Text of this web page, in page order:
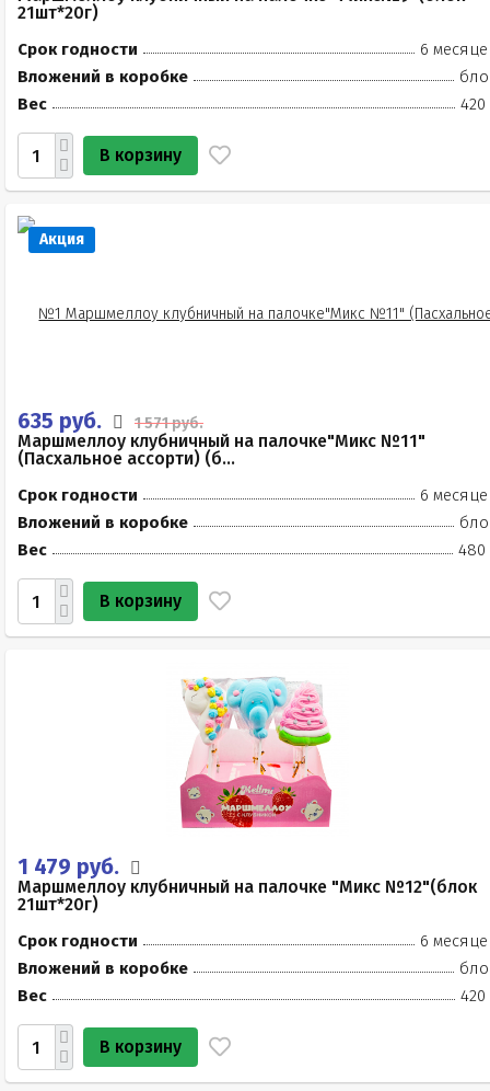
21шт*20г)
Срок годности
6
Вложений в коробке
Вес
420
В корзину
Акция
635 руб. 1 571 руб.
Маршмеллоу клубничный на палочке"Микс №11"
(Пасхальное ассорти) (б...
Срок годности
6
Вложений в коробке
Вес
480
В корзину
1 479 руб.
Маршмеллоу клубничный на палочке "Микс №12"(блок
21шт*20г)
Срок годности
6
Вложений в коробке
Вес
420
В корзину